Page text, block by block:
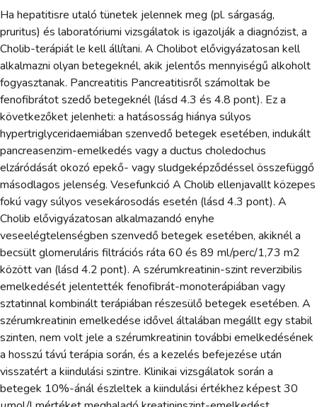
Ha hepatitisre utaló tünetek jelennek meg (pl. sárgaság,
pruritus) és laboratóriumi vizsgálatok is igazolják a diagnózist, a
Cholib-terápiát le kell állítani. A Cholibot elővigyázatosan kell
alkalmazni olyan betegeknél, akik jelentős mennyiségű alkoholt
fogyasztanak. Pancreatitis Pancreatitisről számoltak be
fenofibrátot szedő betegeknél (lásd 4.3 és 4.8 pont). Ez a
következőket jelenheti: a hatásosság hiánya súlyos
hypertriglyceridaemiában szenvedő betegek esetében, indukált
pancreasenzim-emelkedés vagy a ductus choledochus
elzáródását okozó epekő- vagy sludgeképződéssel összefüggő
másodlagos jelenség. Vesefunkció A Cholib ellenjavallt közepes
fokú vagy súlyos vesekárosodás esetén (lásd 4.3 pont). A
Cholib elővigyázatosan alkalmazandó enyhe
veseelégtelenségben szenvedő betegek esetében, akiknél a
becsült glomeruláris filtrációs ráta 60 és 89 ml/perc/1,73 m2
között van (lásd 4.2 pont). A szérumkreatinin-szint reverzibilis
emelkedését jelentették fenofibrát-monoterápiában vagy
sztatinnal kombinált terápiában részesülő betegek esetében. A
szérumkreatinin emelkedése idővel általában megállt egy stabil
szinten, nem volt jele a szérumkreatinin további emelkedésének
a hosszú távú terápia során, és a kezelés befejezése után
visszatért a kiindulási szintre. Klinikai vizsgálatok során a
betegek 10%-ánál észleltek a kiindulási értékhez képest 30